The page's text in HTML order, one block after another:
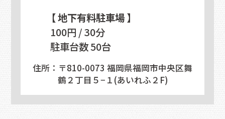
【 地下有料駐車場 】
100円 / 30分
駐車台数 50台
住所：〒810-0073 福岡県福岡市中央区舞
鶴２丁目５−１(あいれふ２F)